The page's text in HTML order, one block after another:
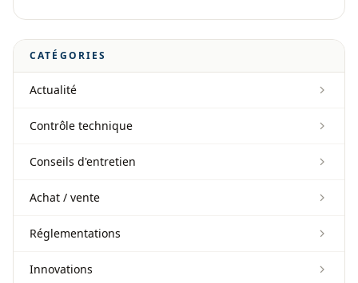
CATÉGORIES
Actualité
Contrôle technique
Conseils d'entretien
Achat / vente
Réglementations
Innovations